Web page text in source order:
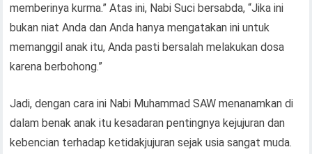
memberinya kurma.” Atas ini, Nabi Suci bersabda, “Jika ini
bukan niat Anda dan Anda hanya mengatakan ini untuk
memanggil anak itu, Anda pasti bersalah melakukan dosa
karena berbohong.”
Jadi, dengan cara ini Nabi Muhammad SAW menanamkan di
dalam benak anak itu kesadaran pentingnya kejujuran dan
kebencian terhadap ketidakjujuran sejak usia sangat muda.